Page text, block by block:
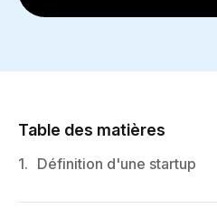
Table des matières
1. Définition d'une startup